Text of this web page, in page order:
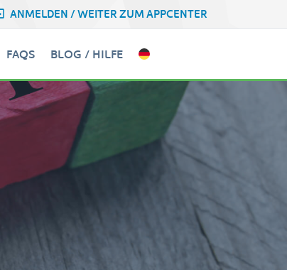
ANMELDEN / WEITER ZUM APPCENTER
FAQS BLOG / HILFE